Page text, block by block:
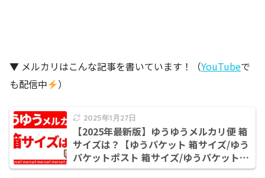
▼ メルカリはこんな記事を書いています！（YouTubeで
も配信中
）
2025年1月27日
【2025年最新版】ゆうゆうメルカリ便 箱
サイズは？【ゆうパケット 箱サイズ/ゆう
パケットポスト 箱サイズ/ゆうパケットプ
ラス 箱サイズ/ゆうパック 箱サイズ】